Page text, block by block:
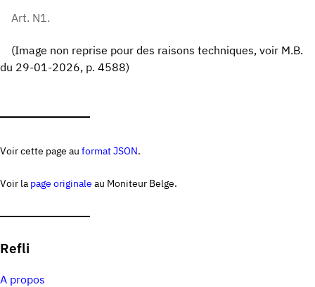
Art. N1.
(Image non reprise pour des raisons techniques, voir M.B.
du 29-01-2026, p. 4588)
Voir cette page au format JSON.
Voir la page originale au Moniteur Belge.
Refli
A propos